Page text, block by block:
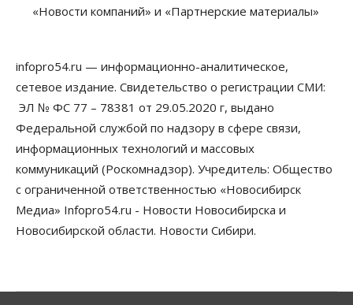
Бизнес Общество
Бизнес Власть
Транспортный коридор Абакан-Бийск предлагают
09 Августа 2026, 16:00
Бизнес Общество
«Солнечный день» приватизирует
муниципальное имущество в Новосибирске
09 Августа 2026, 15:00
09 Августа 2026, 14:30
«Новости компаний» и «Партнерские материалы»
infopro54.ru — информационно-аналитическое,
сетевое издание. Свидетельство о регистрации СМИ:
ЭЛ № ФС 77 – 78381 от 29.05.2020 г, выдано
Федеральной службой по надзору в сфере связи,
информационных технологий и массовых
коммуникаций (Роскомнадзор). Учредитель: Общество
с ограниченной ответственностью «Новосибирск
Медиа» Infopro54.ru - Новости Новосибирска и
Новосибирской области. Новости Сибири.